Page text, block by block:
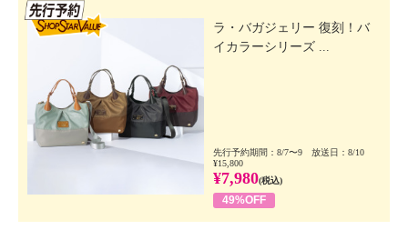
ラ・バガジェリー 復刻！バ
イカラーシリーズ ...
先行予約期間：8/7〜9 放送日：8/10
¥15,800
¥7,980(税込)
49%OFF